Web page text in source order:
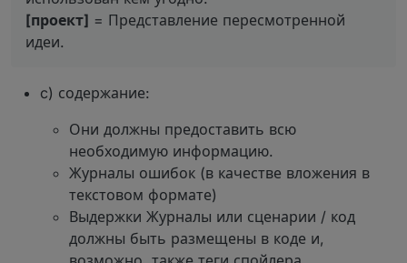
[проект] = Представление пересмотренной
идеи.
c) содержание:
Они должны предоставить всю
необходимую информацию.
Журналы ошибок (в качестве вложения в
текстовом формате)
Выдержки Журналы или сценарии / код
должны быть размещены в коде и,